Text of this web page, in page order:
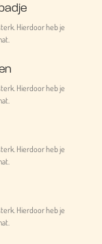
Hierdoor heb je
Hierdoor heb je
Hierdoor heb je
Hierdoor heb je